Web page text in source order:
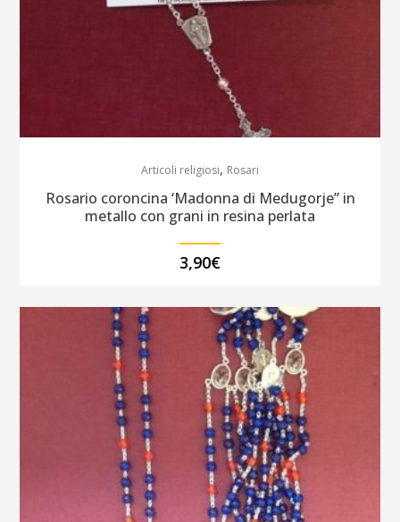
Articoli religiosi, Rosari
Rosario coroncina ‘Madonna di Medugorje” in
metallo con grani in resina perlata
3,90€